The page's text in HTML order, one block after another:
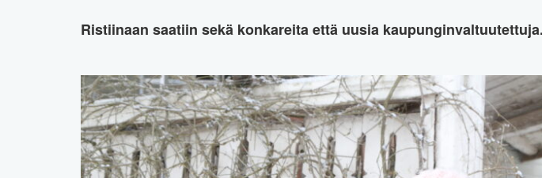
Ristiinaan saatiin sekä konkareita että uusia kaupunginvaltuutettuja.